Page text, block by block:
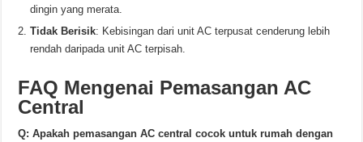
dingin yang merata.
Tidak Berisik: Kebisingan dari unit AC terpusat cenderung lebih
rendah daripada unit AC terpisah.
FAQ Mengenai Pemasangan AC
Central
Q: Apakah pemasangan AC central cocok untuk rumah dengan